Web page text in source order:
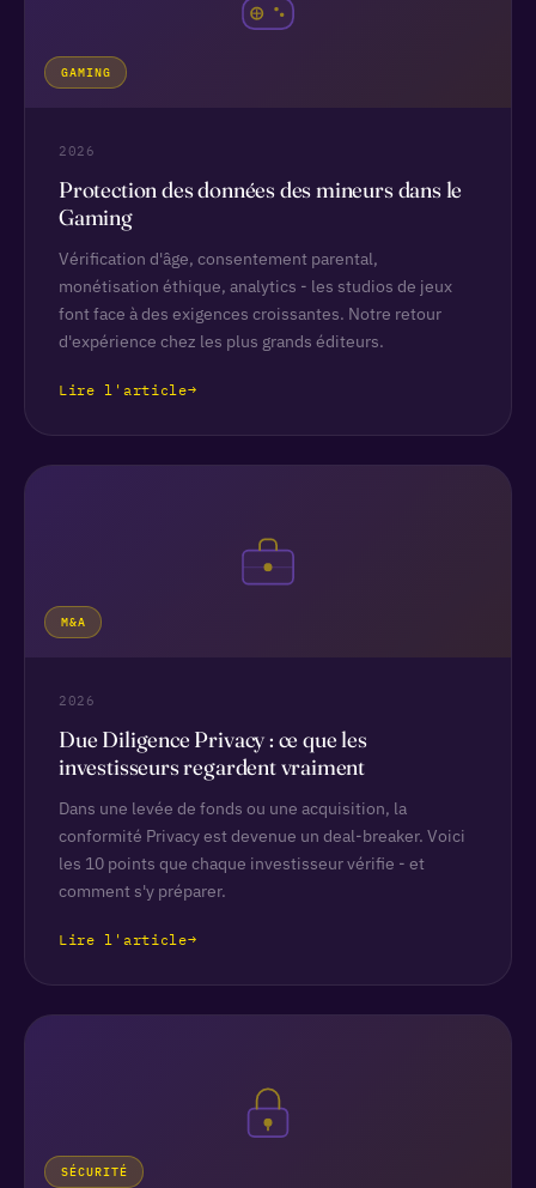
GAMING
2026
Protection des données des mineurs dans le
Gaming
Vérification d'âge, consentement parental,
monétisation éthique, analytics - les studios de jeux
font face à des exigences croissantes. Notre retour
d'expérience chez les plus grands éditeurs.
Lire l'article→
M&A
2026
Due Diligence Privacy : ce que les
investisseurs regardent vraiment
Dans une levée de fonds ou une acquisition, la
conformité Privacy est devenue un deal-breaker. Voici
les 10 points que chaque investisseur vérifie - et
comment s'y préparer.
Lire l'article→
SÉCURITÉ